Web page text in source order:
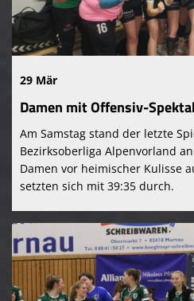
29 Mär
Damen mit Offensiv-
Am Samstag stand der letzte
Bezirksoberliga Alpenvorland
Damen vor heimischer Kulisse
setzten sich mit 39:35 durch.